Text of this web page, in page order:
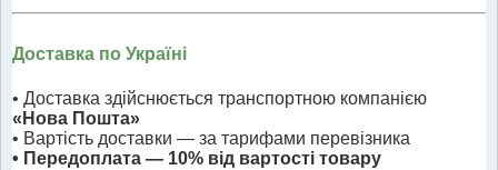
Доставка по Україні
• Доставка здійснюється транспортною компанією
«Нова Пошта»
• Вартість доставки — за тарифами перевізника
• Передоплата — 10% від вартості товару